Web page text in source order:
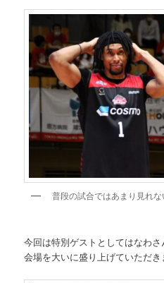
普段の試合ではあまり見れ
今回は特別ゲストとしてはなわさ
会場を大いに盛り上げていただき